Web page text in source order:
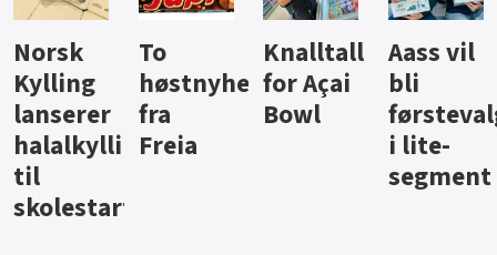
Knalltall
for Açai
Bowl
Aass vil
bli
førstevalg
i lite-
Brus og
jus fra
Berentsen
Hard
iste fra
Hansa